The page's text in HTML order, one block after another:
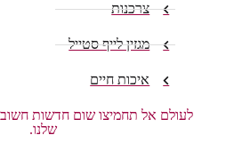
צרכנות
מגזין לייף סטייל
איכות חיים
לעולם אל תחמיצו שום חדשות
שלנו.